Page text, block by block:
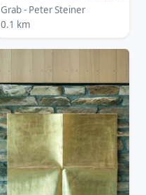
Grab - Peter Steiner
0.1 km